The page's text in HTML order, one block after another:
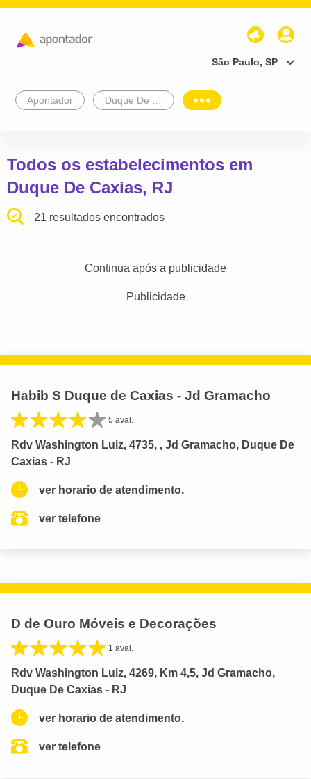
São Paulo, SP
Apontador
Todos os estabelecimentos em
Duque De Caxias, RJ
21 resultados encontrados
Continua após a publicidade
Publicidade
Habib S Duque de Caxias - Jd Gramacho
5 aval.
Rdv Washington Luiz, 4735, , Jd Gramacho, Duque De
Caxias - RJ
ver horario de atendimento.
ver telefone
D de Ouro Móveis e Decorações
1 aval.
Rdv Washington Luiz, 4269, Km 4,5, Jd Gramacho,
Duque De Caxias - RJ
ver horario de atendimento.
ver telefone